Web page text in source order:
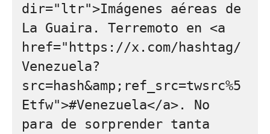
dir="ltr">Imágenes aéreas de
La Guaira. Terremoto en <a
href="https://x.com/hashtag/
Venezuela?
src=hash&amp;ref_src=twsrc%5
Etfw">#Venezuela</a>. No
para de sorprender tanta